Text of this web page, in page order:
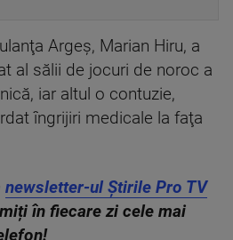
Argeş, Marian Hiru, a
al sălii de jocuri de noroc a
iar altul o contuzie,
îngrijiri medicale la faţa
newsletter-ul Știrile Pro TV
în fiecare zi cele mai